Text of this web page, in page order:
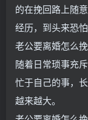
的在挽回路上随
经历，到头来恐
老公要离婚怎么
随着日常琐事充
忙于自己的事，
越来越大。